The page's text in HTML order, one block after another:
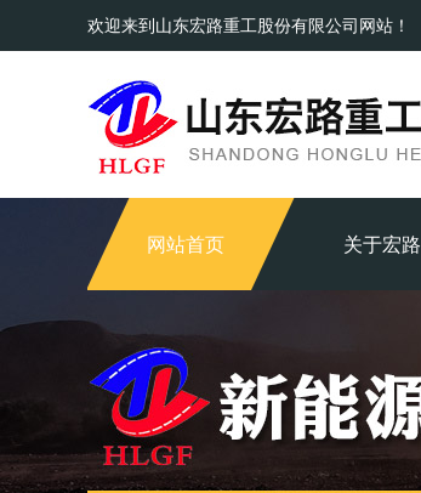
欢迎来到山东宏路重工股份有限公司网站！
网站首页 关于宏路